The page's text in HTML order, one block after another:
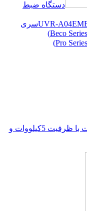
دستگاه ضبط
سری